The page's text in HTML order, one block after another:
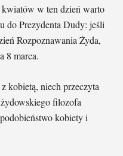
w ten dzień warto
do Prezydenta Dudy: jeśli
Rozpoznawania Żyda,
8 marca.
kobietą, niech przeczyta
żydowskiego filozofa
kobiety i